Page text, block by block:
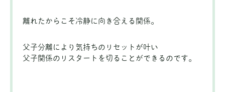
離れたからこそ冷静に向き合える関係。
父子分離により気持ちのリセットが叶い
父子関係のリスタートを切ることができるのです。